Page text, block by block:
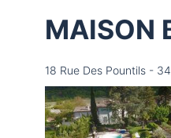
MAISON
18 Rue Des Pountils -